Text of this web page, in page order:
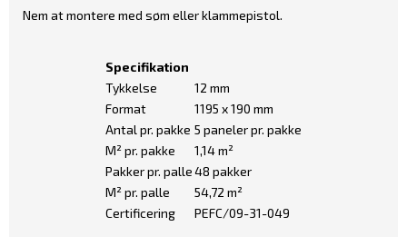
Nem at montere med søm eller klammepistol.
Specifikation
Tykkelse
12 mm
Format
1195 x 190 mm
Antal pr. pakke 5 paneler pr. pakke
M² pr. pakke
1,14 m²
Pakker pr. palle48 pakker
M² pr. palle
54,72 m²
Certificering
PEFC/09-31-049